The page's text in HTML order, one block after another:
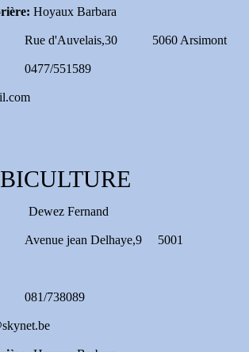
Hoyaux Barbara
5060 Arsimont
551589
Fernand
Delhaye,9 5001